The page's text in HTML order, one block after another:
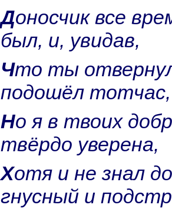
Доносчик все время подле нaс
был, и, увидав,
Что ты отвернулся, он кo мне
подошёл тотчас,
Но я в твоих добрых мыслях
твёрдо уверенa,
Хотя и не знaл доносчик
гнусный и